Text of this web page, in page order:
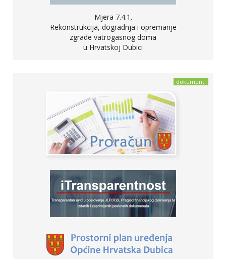
Mjera 7.4.1.
Rekonstrukcija, dogradnja i opremanje
zgrade vatrogasnog doma
u Hrvatskoj Dubici
dokumenti